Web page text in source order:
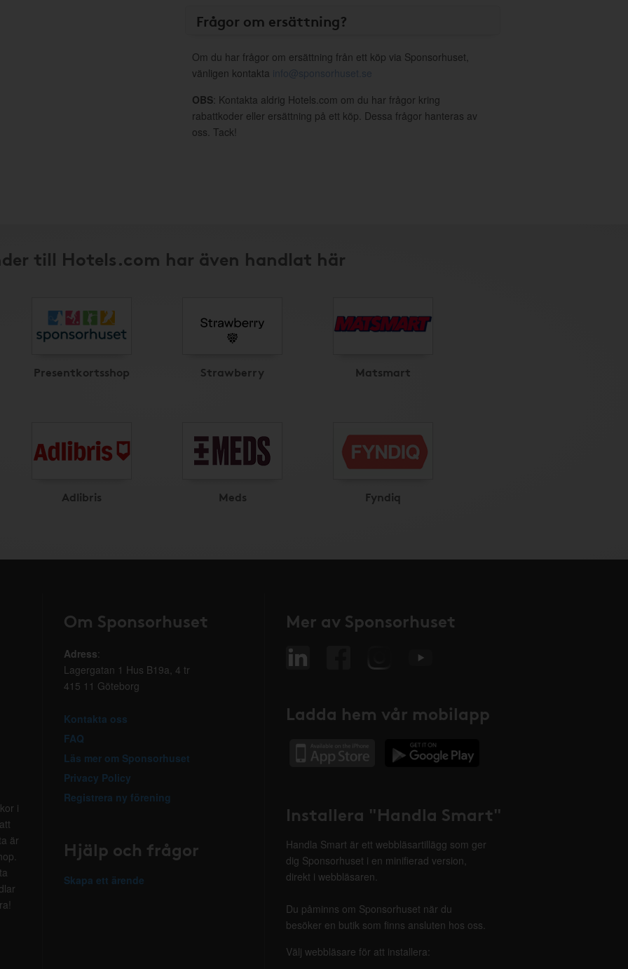
Frågor om ersättning?
Om du har frågor om ersättning från ett köp via Sponsorhuset,
vänligen kontakta info@sponsorhuset.se
OBS: Kontakta aldrig Hotels.com om du har frågor kring
rabattkoder eller ersättning på ett köp. Dessa frågor hanteras av
oss. Tack!
till Hotels.com har även handlat här
Presentkortsshop Strawberry Matsmart
Adlibris Meds Fyndiq
i
är
Om Sponsorhuset
Adress:
Lagergatan 1 Hus B19a, 4 tr
415 11 Göteborg
Kontakta oss
FAQ
Läs mer om Sponsorhuset
Privacy Policy
Registrera ny förening
Hjälp och frågor
Skapa ett ärende
Mer av Sponsorhuset
Ladda hem vår mobilapp
Installera "Handla Smart"
Handla Smart är ett webbläsartillägg som ger
dig Sponsorhuset i en minifierad version,
direkt i webbläsaren.
Du påminns om Sponsorhuset när du
besöker en butik som finns ansluten hos oss.
Välj webbläsare för att installera: